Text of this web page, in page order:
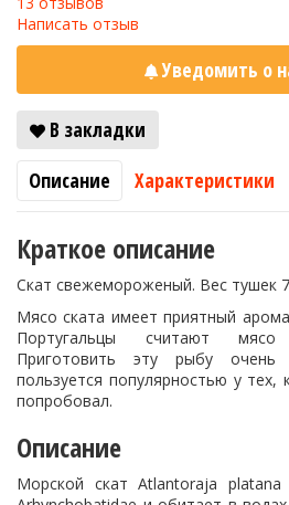
Написать отзыв
Уведомить о
В закладки
Описание
Характеристики
Краткое описание
Скат свежемороженый. Вес тушек
Мясо ската имеет приятный
Португальцы считают мясо
Приготовить эту рыбу
пользуется популярностью у
попробовал.
Описание
Морской скат Atlantoraja platana